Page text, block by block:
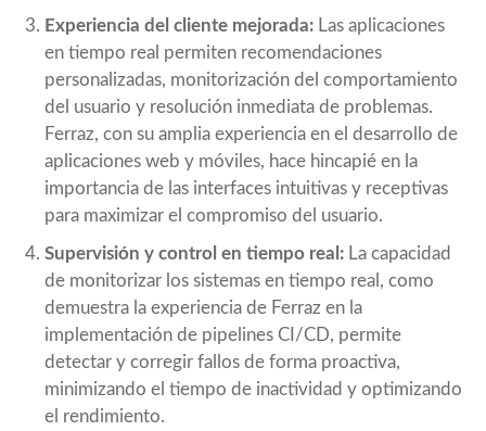
Experiencia del cliente mejorada: Las aplicaciones
en tiempo real permiten recomendaciones
personalizadas, monitorización del comportamiento
del usuario y resolución inmediata de problemas.
Ferraz, con su amplia experiencia en el desarrollo de
aplicaciones web y móviles, hace hincapié en la
importancia de las interfaces intuitivas y receptivas
para maximizar el compromiso del usuario.
Supervisión y control en tiempo real: La capacidad
de monitorizar los sistemas en tiempo real, como
demuestra la experiencia de Ferraz en la
implementación de pipelines CI/CD, permite
detectar y corregir fallos de forma proactiva,
minimizando el tiempo de inactividad y optimizando
el rendimiento.